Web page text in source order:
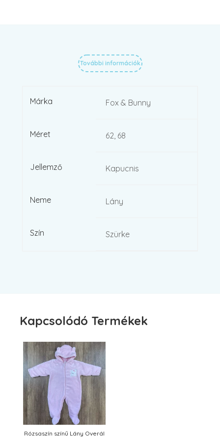
További információk
Márka Fox & Bunny
Méret 62, 68
Jellemző Kapucnis
Neme Lány
Szín Szürke
Kapcsolódó Termékek
Rózsaszín színű Lány Overál